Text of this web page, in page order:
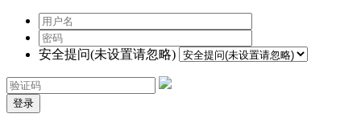
安全提问(未设置请忽略)
登录